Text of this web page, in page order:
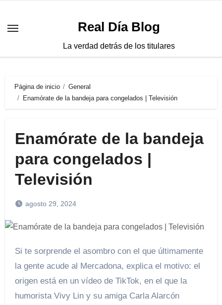
contenido
Real Día Blog
La verdad detrás de los titulares
Página de inicio
General
Enamórate de la bandeja para congelados | Televisión
Enamórate de la bandeja
para congelados |
Televisión
agosto 29, 2024
Si te sorprende el asombro con el que últimamente
la gente acude al Mercadona, explica el motivo: el
origen está en un vídeo de TikTok, en el que la
humorista Vivy Lin y su amiga Carla Alarcón